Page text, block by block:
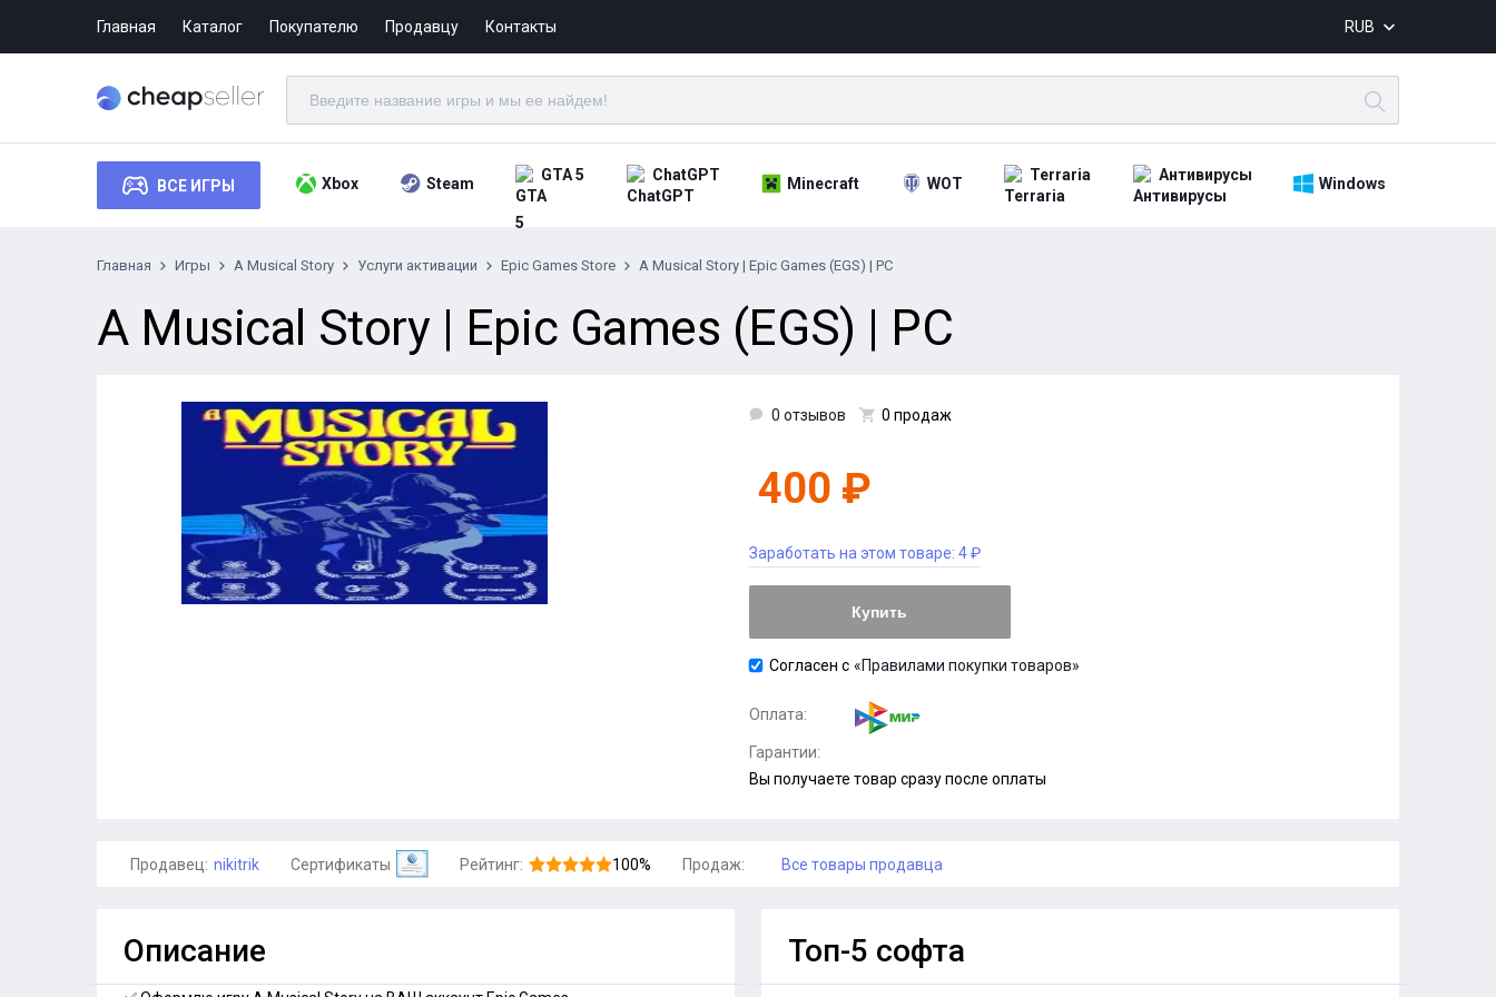
Главная Каталог Покупателю Продавцу Контакты RUB
ВСЕ ИГРЫ Xbox Steam GTA 5 ChatGPT Minecraft WOT Terraria Антивирусы Windows
Главная Игры A Musical Story Услуги активации Epic Games Store A Musical Story | Epic Games (EGS) | PC
A Musical Story | Epic Games (EGS) | PC
0 отзывов 0 продаж
400 ₽
Заработать на этом товаре: 4 ₽
Купить
Согласен с «Правилами покупки товаров»
Оплата:
Гарантии:
Вы получаете товар сразу после оплаты
Продавец: nikitrik Сертификаты Рейтинг: 100% Продаж: Все товары продавца
Описание Топ-5 софта